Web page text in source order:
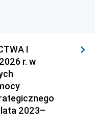
I
r. w
2023–